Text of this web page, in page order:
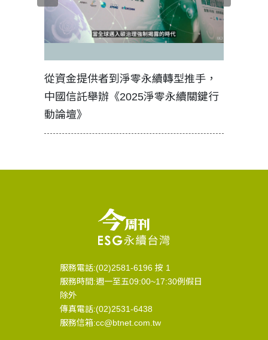
從資金提供者到淨零永續轉型推手，
中國信託舉辦《2025淨零永續關鍵行
動論壇》
服務電話:(02)2581-6196 按 1
服務時間:週一至五09:00~17:30例假日
除外
傳真電話:(02)2531-6438
服務信箱:cc@btnet.com.tw